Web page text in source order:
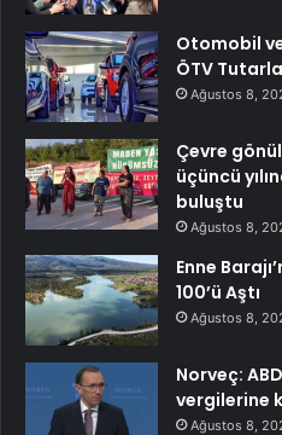
Otomobil
ÖTV
Ağustos 8,
Çevre
üçüncü
buluştu
Ağustos 8,
Enne
100’ü Aştı
Ağustos 8,
Norveç:
vergilerine
Ağustos 8,